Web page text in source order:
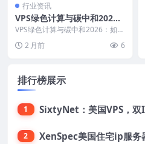
行业资讯
VPS绿色计算与碳中和202
6：如何选择环保型服务商？
碳足迹计算与评估
VPS绿色计算与碳中和2026：如何
评估 引言 本...
2 月前 6
排行榜展示
1
2